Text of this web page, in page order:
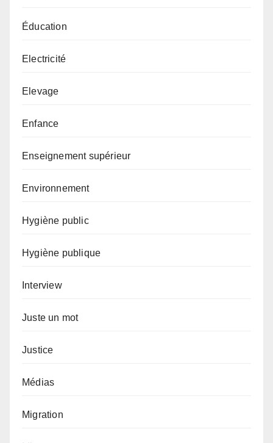
Éducation
Electricité
Elevage
Enfance
Enseignement supérieur
Environnement
Hygiène public
Hygiène publique
Interview
Juste un mot
Justice
Médias
Migration